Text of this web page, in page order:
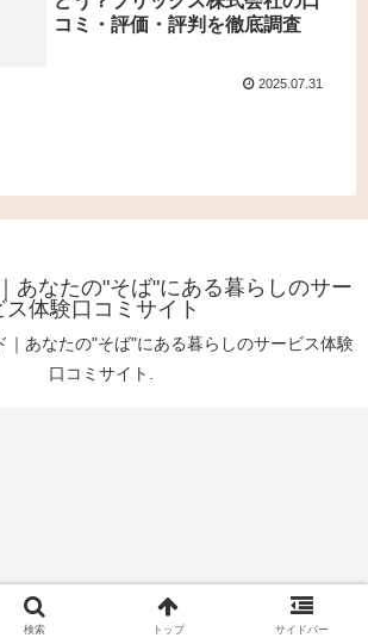
コミ・評価・評判を徹底調査
2025.07.31
あなたの"そば"にある暮らしのサー
ス体験口コミサイト
あなたの"そば"にある暮らしのサービス体験
口コミサイト.
検索 トップ サイドバー